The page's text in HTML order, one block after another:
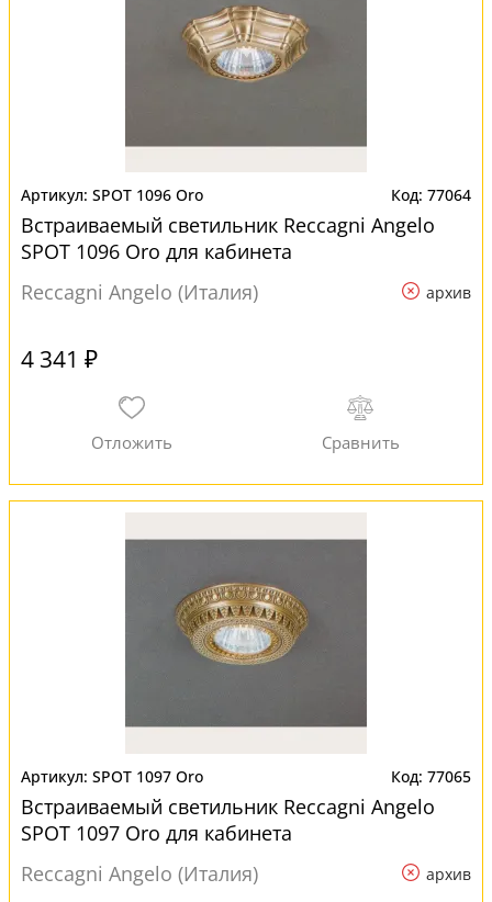
SPOT 1096 Oro 77064
Встраиваемый светильник Reccagni Angelo
SPOT 1096 Oro для кабинета
Reccagni Angelo (Италия)
архив
4 341 ₽
SPOT 1097 Oro 77065
Встраиваемый светильник Reccagni Angelo
SPOT 1097 Oro для кабинета
Reccagni Angelo (Италия)
архив